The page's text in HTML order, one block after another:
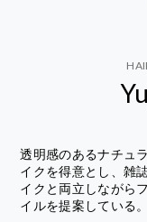
透明感のあるナチュ
イクを得意とし、雑
イクと両立しながら
イルを提案している。